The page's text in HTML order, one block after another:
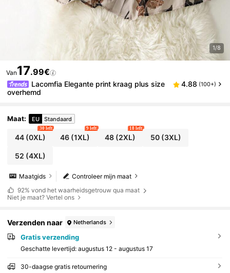
1/8
Van17.99€
Lacomfia Elegante print kraag plus size
overhemd
4.88 (100+)
Maat: EU Standaard
44(0XL)
30 left
46 (1XL)
9 left
48(2XL)
18 left
50(3XL)
52 (4XL)
Controleer mijn maat
Maatgids
92% vond het waarheidsgetrouw qua maat
Niet je maat? Vertel ons
Verzenden naar Netherlands
Gratis verzending
Geschatte levertijd: augustus 12 - augustus 17
30-daagse gratis retournering